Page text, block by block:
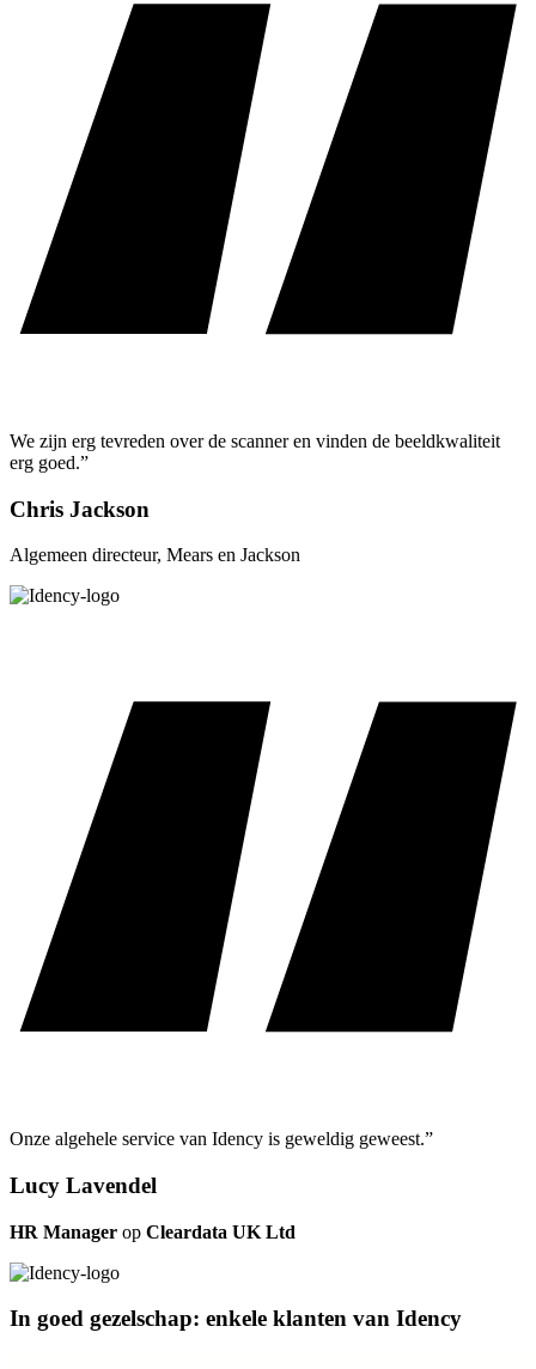
We zijn erg tevreden over de scanner en vinden de beeldkwaliteit
erg goed.”
Chris Jackson
Algemeen directeur, Mears en Jackson
Onze algehele service van Idency is geweldig geweest.”
Lucy Lavendel
HR Manager op Cleardata UK Ltd
In goed gezelschap: enkele klanten van Idency